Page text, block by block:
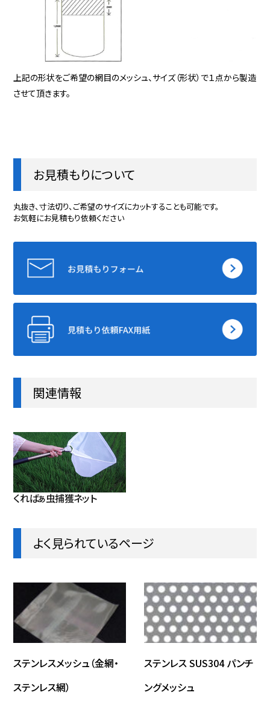
上記の形状をご希望の網目のメッシュ、サイズ（形状）で１点から製造
させて頂きます。
お見積もりについて
丸抜き、寸法切り、ご希望のサイズにカットすることも可能です。
お気軽にお見積もり依頼ください
関連情報
くればぁ虫捕獲ネット
よく見られているページ
ステンレスメッシュ（金網・
ステンレス網）
ステンレス SUS304 パンチ
ングメッシュ